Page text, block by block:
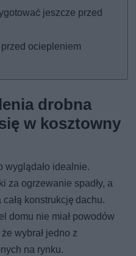
jeszcze przed
ociepleniem
drobna
w kosztowny
wyglądało idealnie.
za ogrzewanie spadły, a
konstrukcję dachu.
domu nie miał powodów
wybrał jedno z
na rynku.